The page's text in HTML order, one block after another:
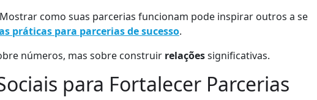
Mostrar como suas parcerias funcionam pode inspirar outros a se
práticas para parcerias de sucesso.
números, mas sobre construir relaçõessignificativas.
para Fortalecer Parcerias